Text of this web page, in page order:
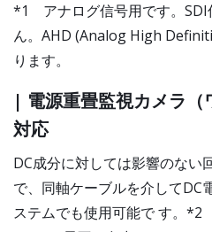
*1 アナログ信号用です。SDI
ん。AHD (Analog High
ります。
| 電源重畳監視カメラ（
対応
DC成分に対しては影響のない
で、同軸ケーブルを介してDC
ステムでも使用可能で す。*2